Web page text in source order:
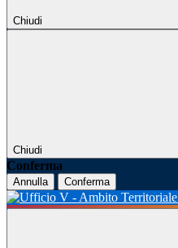
Chiudi
Chiudi
Conferma
Annulla Conferma